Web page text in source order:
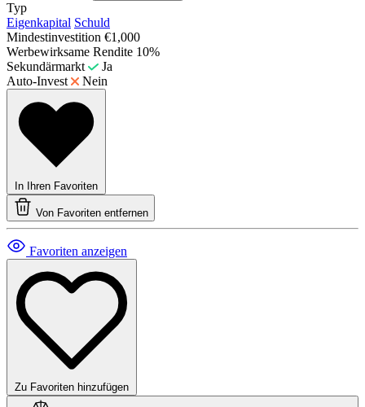
Typ
Eigenkapital Schuld
Mindestinvestition €1,000
Werbewirksame Rendite 10%
Sekundärmarkt
Ja
Auto-Invest
Nein
In Ihren Favoriten
Von Favoriten entfernen
Favoriten anzeigen
Zu Favoriten hinzufügen